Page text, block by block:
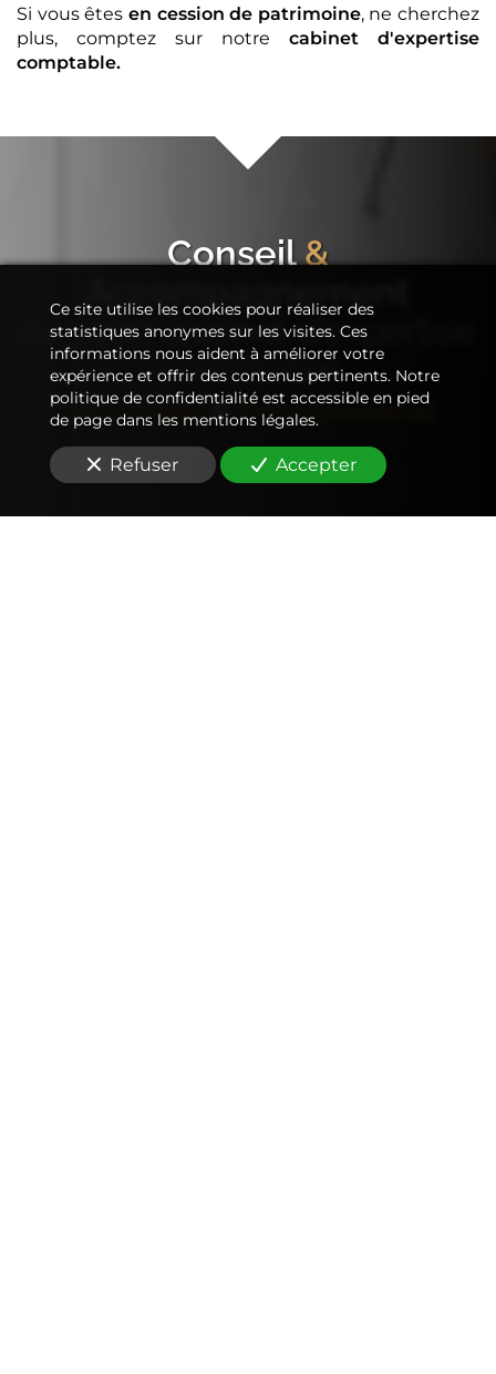
Si vous êtes en cession de patrimoine, ne cherchez
plus, comptez sur notre cabinet d'expertise
comptable.
Conseil&
Accompagnement
de votrecabinet d'expertise
comptable
Immobilier&Entreprenariat
Ce site utilise les cookies pour réaliser des
statistiques anonymes sur les visites. Ces
informations nous aident à améliorer votre
expérience et offrir des contenus pertinents. Notre
politique de confidentialité est accessible en pied
de page dans les mentions légales.
Refuser Accepter